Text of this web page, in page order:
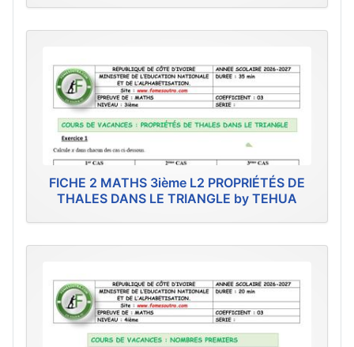
FICHE 2 MATHS 3ième L2 PROPRIÉTÉS DE
THALES DANS LE TRIANGLE by TEHUA